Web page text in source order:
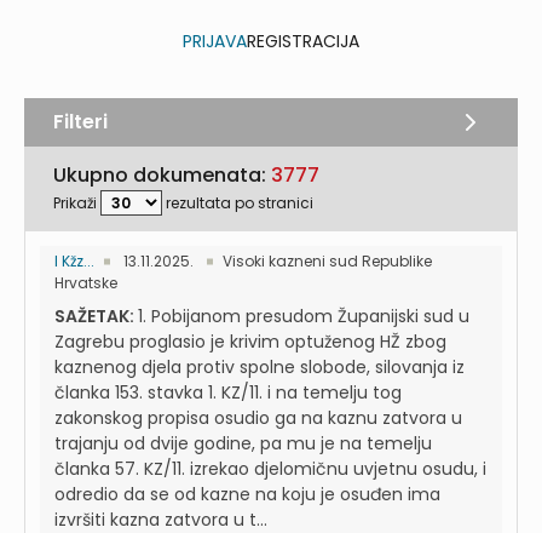
PRIJAVAREGISTRACIJA
Ukupno dokumenata: 3777
Prikaži rezultata po stranici
I Kžz... 13.11.2025.
Visoki kazneni sud Republike
Hrvatske
SAŽETAK: 1. Pobijanom presudom Županijski sud u
Zagrebu proglasio je krivim optuženog HŽ zbog
kaznenog djela protiv spolne slobode, silovanja iz
članka 153. stavka 1. KZ/11. i na temelju tog
zakonskog propisa osudio ga na kaznu zatvora u
trajanju od dvije godine, pa mu je na temelju
članka 57. KZ/11. izrekao djelomičnu uvjetnu osudu, i
odredio da se od kazne na koju je osuđen ima
izvršiti kazna zatvora u t...
Filteri